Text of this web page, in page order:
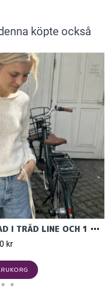
köpte också
"SEVILLA BLOUSE" STICKAD I TRÅD LINE OCH 1 TRÅD TYNN LINEFRÅN PETITEKNIT
kr